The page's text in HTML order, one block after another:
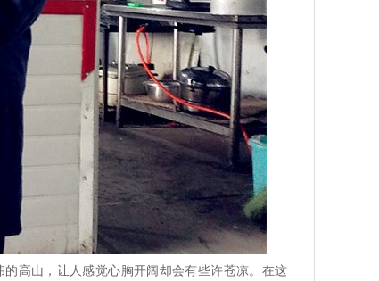
高山，让人感觉心胸开阔却会有些许苍凉。在这